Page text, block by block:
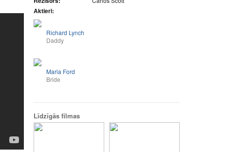
Aktieri:
Richard Lynch
Daddy
Maria Ford
Bride
Līdzīgās filmas